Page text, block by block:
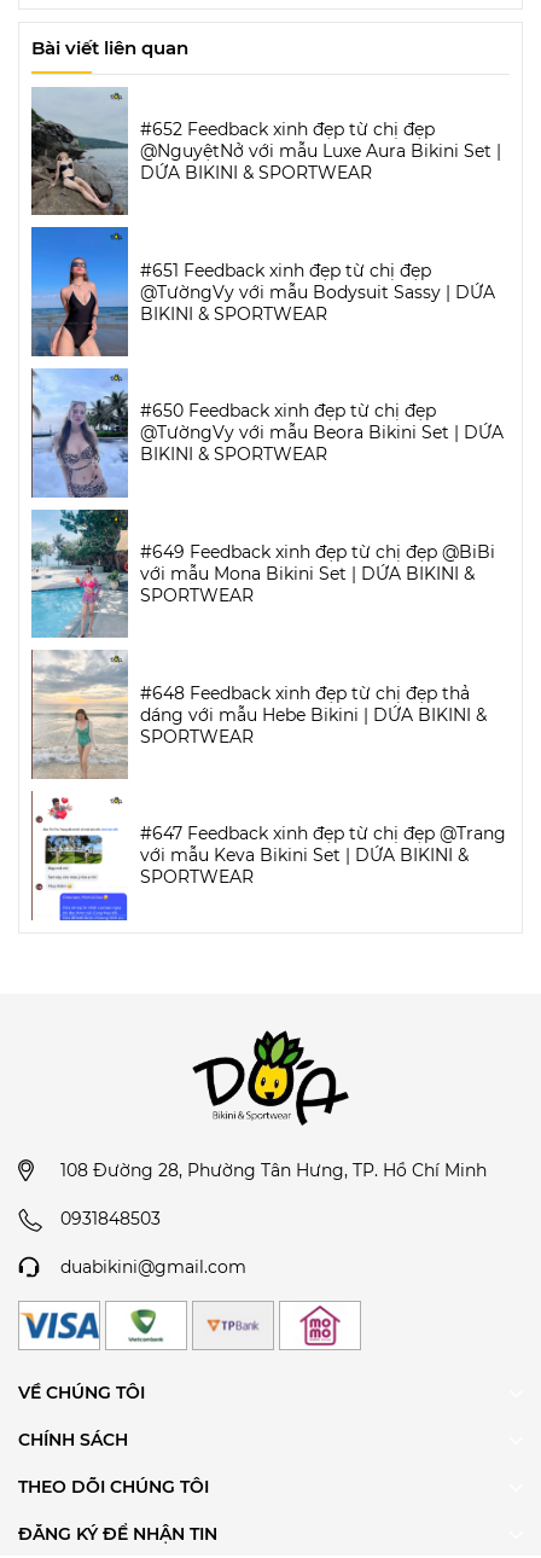
Bài viết liên quan
#652 Feedback xinh đẹp từ chị đẹp
@NguyệtNở với mẫu Luxe Aura Bikini Set |
DỨA BIKINI & SPORTWEAR
#651 Feedback xinh đẹp từ chị đẹp
@TườngVy với mẫu Bodysuit Sassy | DỨA
BIKINI & SPORTWEAR
#650 Feedback xinh đẹp từ chị đẹp
@TườngVy với mẫu Beora Bikini Set | DỨA
BIKINI & SPORTWEAR
#649 Feedback xinh đẹp từ chị đẹp @BiBi
với mẫu Mona Bikini Set | DỨA BIKINI &
SPORTWEAR
#648 Feedback xinh đẹp từ chị đẹp thả
dáng với mẫu Hebe Bikini | DỨA BIKINI &
SPORTWEAR
#647 Feedback xinh đẹp từ chị đẹp @Trang
với mẫu Keva Bikini Set | DỨA BIKINI &
SPORTWEAR
108 Đường 28, Phường Tân Hưng, TP. Hồ Chí Minh
0931848503
duabikini@gmail.com
VỀ CHÚNG TÔI
CHÍNH SÁCH
THEO DÕI CHÚNG TÔI
ĐĂNG KÝ ĐỂ NHẬN TIN